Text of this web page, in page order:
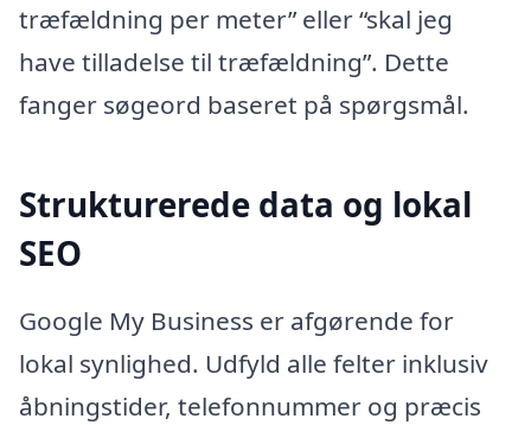
træfældning per meter” eller “skal jeg
have tilladelse til træfældning”. Dette
fanger søgeord baseret på spørgsmål.
Strukturerede data og lokal
SEO
Google My Business er afgørende for
lokal synlighed. Udfyld alle felter inklusiv
åbningstider, telefonnummer og præcis